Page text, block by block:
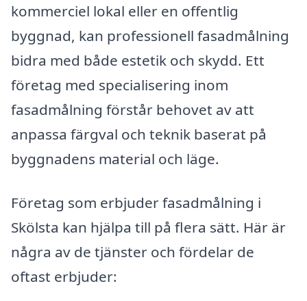
kommerciel lokal eller en offentlig
byggnad, kan professionell fasadmålning
bidra med både estetik och skydd. Ett
företag med specialisering inom
fasadmålning förstår behovet av att
anpassa färgval och teknik baserat på
byggnadens material och läge.
Företag som erbjuder fasadmålning i
Skölsta kan hjälpa till på flera sätt. Här är
några av de tjänster och fördelar de
oftast erbjuder: